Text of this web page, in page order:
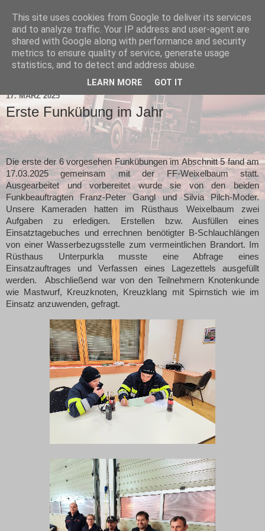
17. MÄRZ 2025
Erste Funkübung im Jahr
Die erste der 6 vorgesehen Funkübungen im Abschnitt 5 fand am
17.03.2025 gemeinsam mit der FF-Weixelbaum statt.
Ausgearbeitet und vorbereitet wurde sie von den beiden
Funkbeauftragten Franz-Peter Gangl und Silvia Pilch-Moder.
Unsere Kameraden hatten im Rüsthaus Weixelbaum zwei
Aufgaben zu erledigen. Erstellen bzw. Ausfüllen eines
Einsatztagebuches und errechnen benötigter B-Schlauchlängen
von einer Wasserbezugsstelle zum vermeintlichen Brandort. Im
Rüsthaus Unterpurkla musste eine Abfrage eines
Einsatzauftrages und Verfassen eines Lagezettels ausgefüllt
werden.
Abschließend war von den Teilnehmern Knotenkunde
wie Mastwurf, Kreuzknoten, Kreuzklang mit Spirnstich wie im
Einsatz anzuwenden, gefragt.
This site uses cookies from Google to deliver its services
and to analyze traffic. Your IP address and user-agent are
shared with Google along with performance and security
metrics to ensure quality of service, generate usage
statistics, and to detect and address abuse.
LEARN MORE GOT IT